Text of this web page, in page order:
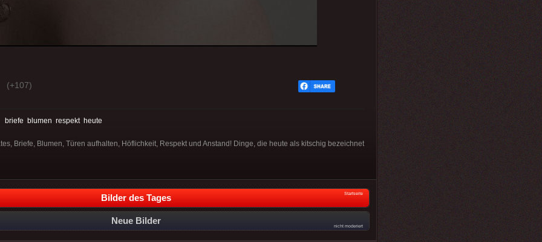
(+107)
briefe blumen respekt heute
Briefe, Blumen, Türen aufhalten, Höflichkeit, Respekt und Anstand! Dinge, die heute als kitschig bezeichnet
Bilder des Tages Startseite
Neue Bilder
nicht moderiert